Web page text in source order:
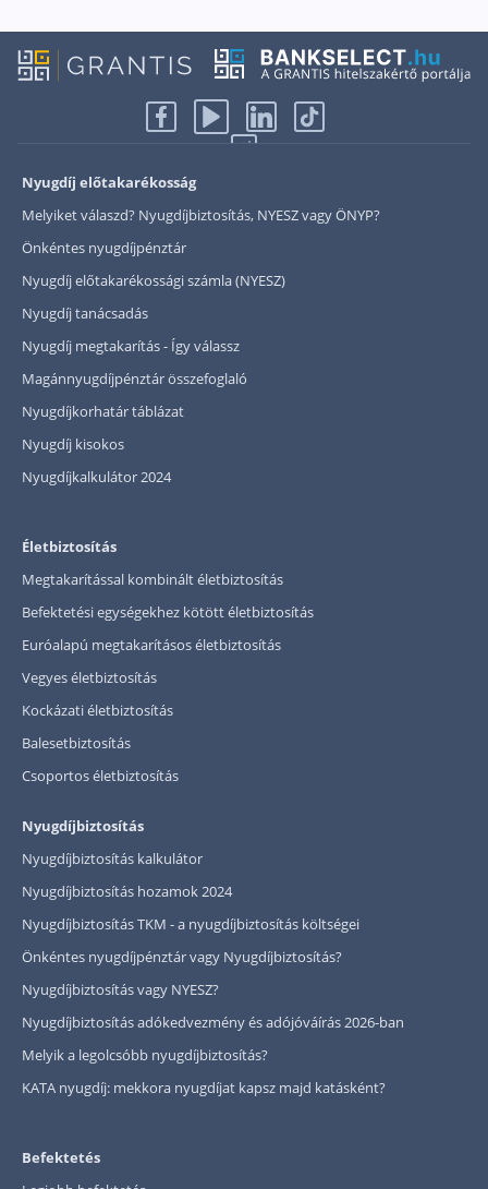
Csoportos életbiztosítás
Kockázati életbiztosítás 🛡
Euróalapú megtakarításos életbiztosítás
Megtakarítással kombinált életbiztosítás
Vegyes életbiztosítás
Befektetési egységekhez kötött életbiztosítás
Egészségbiztosítás
Magán egészségbiztosítás 💊
Részvény vásárlás
TBSZ számla
Gyermek megtakarítás
Lakástakarék
Hitel
Vállalkozói hitel
Szabad felhasználású hitel
Vagyonbiztosítások
Nyugdíj előtakarékosság
Melyiket válaszd? Nyugdíjbiztosítás, NYESZ vagy ÖNYP?
Önkéntes nyugdíjpénztár
Nyugdíj előtakarékossági számla (NYESZ)
Nyugdíj tanácsadás
Nyugdíj megtakarítás - Így válassz
Magánnyugdíjpénztár összefoglaló
Nyugdíjkorhatár táblázat
Nyugdíj kisokos
Nyugdíjkalkulátor 2024
Életbiztosítás
Megtakarítással kombinált életbiztosítás
Befektetési egységekhez kötött életbiztosítás
Euróalapú megtakarításos életbiztosítás
Vegyes életbiztosítás
Kockázati életbiztosítás
Balesetbiztosítás
Csoportos életbiztosítás
Nyugdíjbiztosítás
Nyugdíjbiztosítás kalkulátor
Nyugdíjbiztosítás hozamok 2024
Nyugdíjbiztosítás TKM - a nyugdíjbiztosítás költségei
Önkéntes nyugdíjpénztár vagy Nyugdíjbiztosítás?
Nyugdíjbiztosítás vagy NYESZ?
Nyugdíjbiztosítás adókedvezmény és adójóváírás 2026-ban
Melyik a legolcsóbb nyugdíjbiztosítás?
KATA nyugdíj: mekkora nyugdíjat kapsz majd katásként?
Befektetés